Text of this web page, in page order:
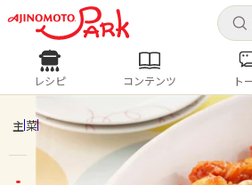
ログインするとレシピを保存
ログイン
レシピ
人気の食材・レシピ
レシピ コンテンツ ト
主菜